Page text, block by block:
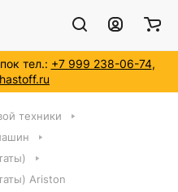
тел.: +7 999 238-06-74,
техники
Ariston